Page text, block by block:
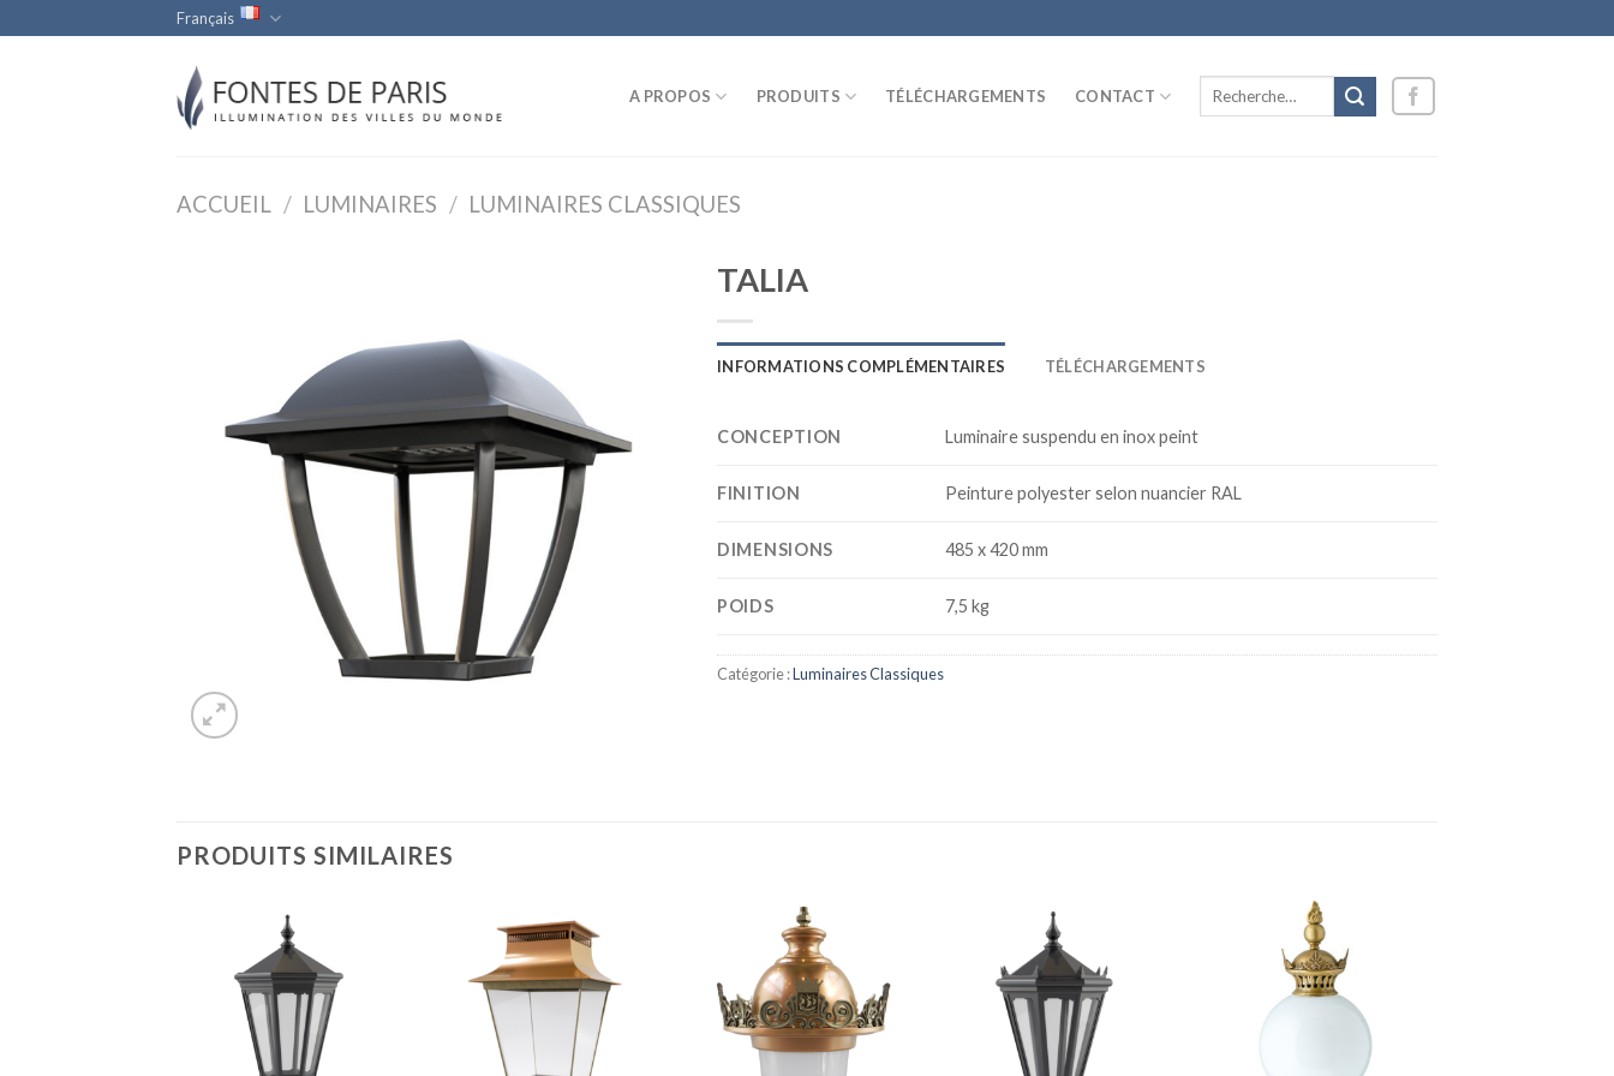
to
Français
A PROPOS PRODUITS TÉLÉCHARGEMENTS CONTACT
Recherche
ACCUEIL / LUMINAIRES / LUMINAIRES CLASSIQUES
TALIA
INFORMATIONS COMPLÉMENTAIRES TÉLÉCHARGEMENTS
CONCEPTION Luminaire suspendu en inox peint
FINITION Peinture polyester selon nuancier RAL
DIMENSIONS 485 x 420 mm
POIDS 7,5 kg
Catégorie :Luminaires Classiques
PRODUITS SIMILAIRES